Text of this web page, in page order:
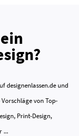
designenlassen.de und
von Top-
Print-Design,
...